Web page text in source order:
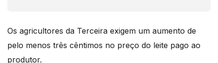
Os agricultores da Terceira exigem um aumento de
pelo menos três cêntimos no preço do leite pago ao
produtor.